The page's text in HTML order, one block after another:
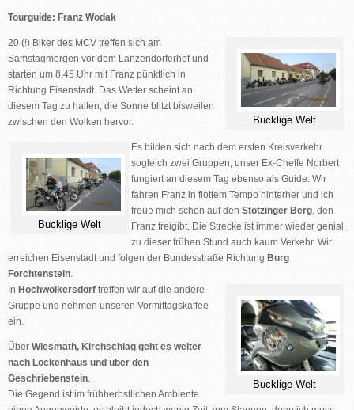
Tourguide: Franz Wodak
Bucklige Welt
20 (!) Biker des MCV treffen sich am
Samstagmorgen vor dem Lanzendorferhof und
starten um 8.45 Uhr mit Franz pünktlich in
Richtung Eisenstadt. Das Wetter scheint an
diesem Tag zu halten, die Sonne blitzt bisweilen
zwischen den Wolken hervor.
Bucklige Welt
Es bilden sich nach dem ersten Kreisverkehr
sogleich zwei Gruppen, unser Ex-Cheffe Norbert
fungiert an diesem Tag ebenso als Guide. Wir
fahren Franz in flottem Tempo hinterher und ich
freue mich schon auf den Stotzinger Berg, den
Franz freigibt. Die Strecke ist immer wieder genial,
zu dieser frühen Stund auch kaum Verkehr. Wir
erreichen Eisenstadtund folgen der Bundesstraße Richtung Burg
Forchtenstein.
Bucklige Welt
In Hochwolkersdorf treffen wir auf die andere
Gruppe und nehmen unseren Vormittagskaffee
ein.
Über Wiesmath, Kirchschlag geht es weiter
nach Lockenhaus und über den
Geschriebenstein.
Die Gegend ist im frühherbstlichen Ambiente